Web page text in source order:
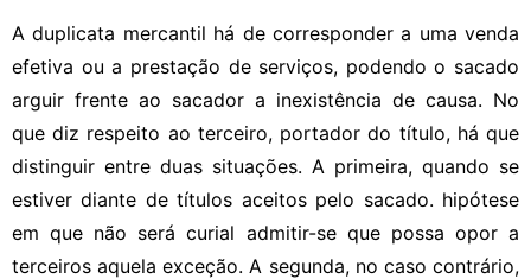
A duplicata mercantil há de corresponder a uma venda
efetiva ou a prestação de serviços, podendo o sacado
arguir frente ao sacador a inexistência de causa. No
que diz respeito ao terceiro, portador do título, há que
distinguir entre duas situações. A primeira, quando se
estiver diante de títulos aceitos pelo sacado. hipótese
em que não será curial admitir-se que possa opor a
terceiros aquela exceção. A segunda, no caso contrário,